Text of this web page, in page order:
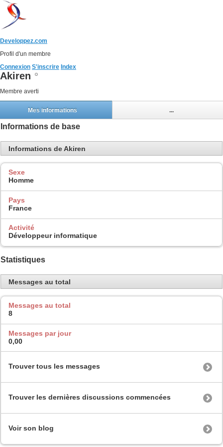
Developpez.com
Profil d'un membre
Connexion S'inscrire Index
Akiren
Membre averti
Mes informations ...
Informations de base
Informations de Akiren
Sexe
Homme
Pays
France
Activité
Développeur informatique
Statistiques
Messages au total
Messages au total
8
Messages par jour
0,00
Trouver tous les messages
Trouver les dernières discussions commencées
Voir son blog